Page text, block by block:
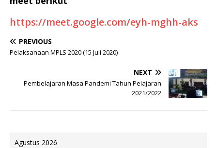
https://meet.google.com/eyh-mghh-aks
PREVIOUS
Pelaksanaan MPLS 2020 (15 Juli 2020)
NEXT
Pembelajaran Masa Pandemi Tahun Pelajaran
2021/2022
Agustus 2026